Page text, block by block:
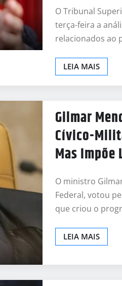
O Tribunal
terça-feira a
relacionados ao
LEIA MAIS
Gilmar
Cívico-
Mas
O ministro
Federal, votou
que criou o
LEIA MAIS